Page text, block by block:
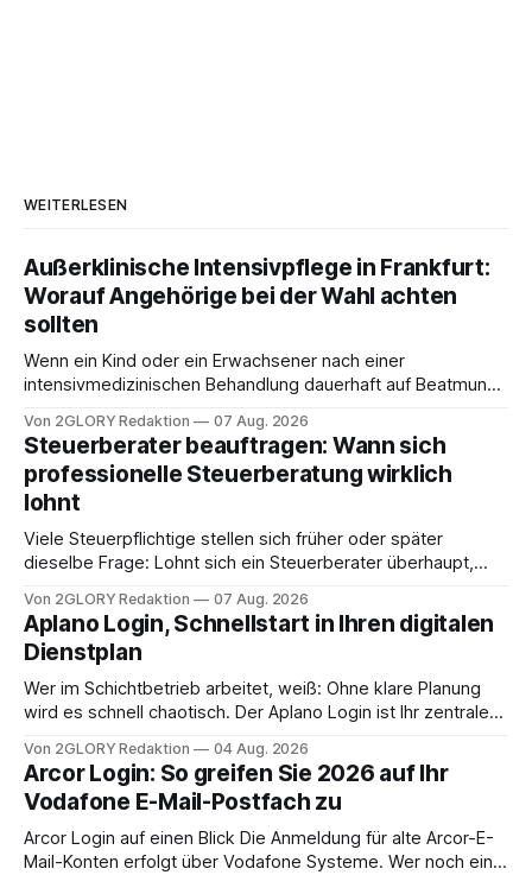
WEITERLESEN
Außerklinische Intensivpflege in Frankfurt:
Worauf Angehörige bei der Wahl achten
sollten
Wenn ein Kind oder ein Erwachsener nach einer
intensivmedizinischen Behandlung dauerhaft auf Beatmung
angewiesen ist, stellt sich für Familien eine schwierige
Frage: Muss die Versorgung dauerhaft in der Klinik bleiben –
oder ist ein Leben zu Hause möglich? Die außerklinische
Intensivpflege bietet genau diese Alternative: Sie
Von 2GLORY Redaktion 07 Aug. 2026
Steuerberater beauftragen: Wann sich
professionelle Steuerberatung wirklich
lohnt
Viele Steuerpflichtige stellen sich früher oder später
dieselbe Frage: Lohnt sich ein Steuerberater überhaupt,
erledigen? Die kurze Antwort: Bei einfachen
Einkommensverhältnissen reicht häufig eine Steuersoftware
aus – sobald jedoch mehrere Einkunftsarten
zusammentreffen oder größere finanzielle Veränderungen
anstehen, zahlt sich professionelle Unterstützung meist
Von 2GLORY Redaktion 07 Aug. 2026
Aplano Login, Schnellstart in Ihren digitalen
Dienstplan
Wer im Schichtbetrieb arbeitet, weiß: Ohne klare Planung
wird es schnell chaotisch. Der Aplano Login ist Ihr zentraler
abwesenheiten und die gesamte kommunikation rund um
Ihr personal digital zu organisieren. In diesem Leitfaden
erfahren Sie alles, was Sie für einen reibungslosen Einstieg
brauchen, von der Registrierung
Von 2GLORY Redaktion 04 Aug. 2026
Arcor Login: So greifen Sie 2026 auf Ihr
Vodafone E-Mail-Postfach zu
Arcor Login auf einen Blick Die Anmeldung für alte Arcor-E-
Mail-Konten erfolgt über Vodafone Systeme. Wer noch eine